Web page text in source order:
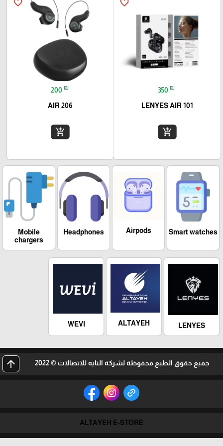
favorite_border
350 ₪
LENYES AIR 101
add_shopping_cart
favorite_border
200 ₪
AIR 206
add_shopping_cart
Smart watches
Airpods
Headphones
Mobile
chargers
LENYES
ALTAYEH
WEVI
جميع حقوق الطبع محفوظة لشركة التايه للاتصالات © 2022 arrow_upward
ALTAYEH E-STORE